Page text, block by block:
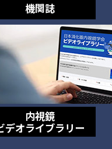
機関誌
内視鏡
デオライブラリー